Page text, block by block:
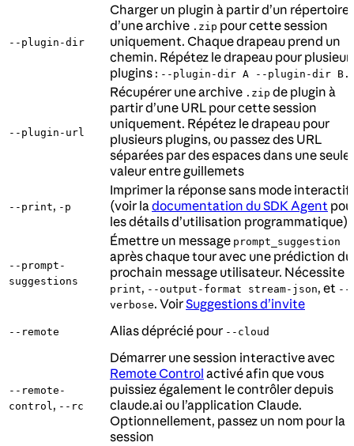
--plugin-dir
Charger un plugin à partir d’un répertoire
d’une archive .zip pour cette session
uniquement. Chaque drapeau prend un
chemin. Répétez le drapeau pour
plugins : --plugin-dir A --plugin-dir
--plugin-url
Récupérer une archive .zip de plugin à
partir d’une URL pour cette session
uniquement. Répétez le drapeau pour
plusieurs plugins, ou passez des URL
séparées par des espaces dans une seule
valeur entre guillemets
--print, -p
Imprimer la réponse sans mode interactif
(voir ladocumentation du SDK Agent
les détails d’utilisation programmatique)
--prompt-
suggestions
Émettre un message prompt_suggestion
après chaque tour avec une prédiction du
prochain message utilisateur. Nécessite
print, --output-format stream-json, et --
verbose. VoirSuggestions d’invite
--remote Alias déprécié pour --cloud
--remote-
control, --rc
Démarrer une session interactive avec
Remote Control activé afin que vous
puissiez également le contrôler depuis
claude.ai ou l’application Claude.
Optionnellement, passez un nom pour la
session